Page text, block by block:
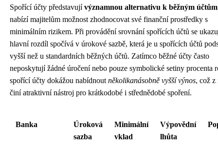
Spořící účty představujívýznamnou alternativu k běžným účtům
nabízí majitelům možnost zhodnocovat své finanční prostředky s
minimálním rizikem. Při provádění srovnání spořících účtů se
hlavní rozdíl spočívá v úrokové sazbě, která je u spořících účtů
vyšší než u standardních běžných účtů. Zatímco běžné účty často
neposkytují žádné úročení nebo pouze symbolické setiny procenta
spořící účty dokážou nabídnout několikanásobně vyšší výnos, což z
činí atraktivní nástroj pro krátkodobé i střednědobé spoření.
Banka
Úroková
sazba
Minimální
vklad
Výpovědní
lhůta